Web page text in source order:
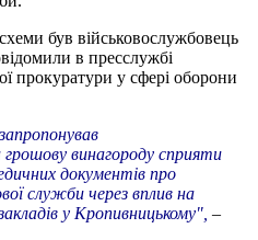
був військовослужбовець
в пресслужбі
прокуратури у сфері оборони
грошову винагороду сприяти
документів про
служби через вплив на
у Кропивницькому", –